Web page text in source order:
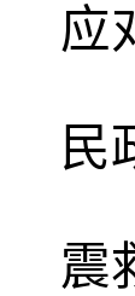
应
民
震